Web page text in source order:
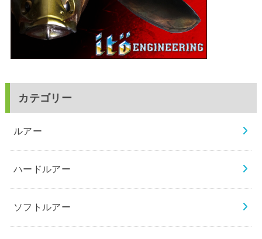
カテゴリー
ルアー
ハードルアー
ソフトルアー